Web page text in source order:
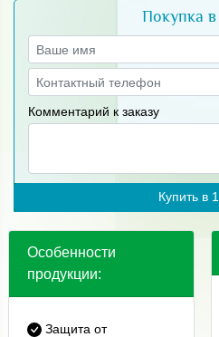
Покупка в
Комментарий к заказу
Купить в
Особенности
продукции:
Защита от